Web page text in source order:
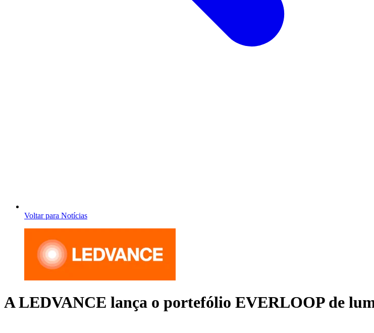
Voltar para Notícias
A LEDVANCE lança o portefólio EVERLOOP de